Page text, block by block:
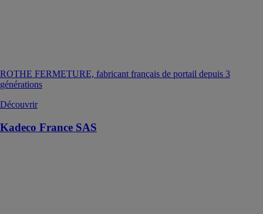
ROTHE FERMETURE, fabricant français de portail depuis 3
générations
Découvrir
Kadeco France SAS